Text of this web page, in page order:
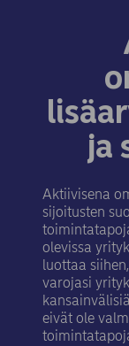
ja
Aktiivisena
sijoitusten
olevissa
luottaa
varojasi
eivät ole